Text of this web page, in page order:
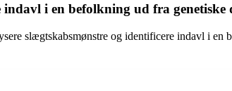
i en befolkning ud fra genetiske
slægtskabsmønstre og identificere indavl i